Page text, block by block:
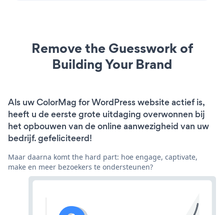
Remove the Guesswork of
Building Your Brand
Als uw ColorMag for WordPress website actief is,
heeft u de eerste grote uitdaging overwonnen bij
het opbouwen van de online aanwezigheid van uw
bedrijf. gefeliciteerd!
Maar daarna komt the hard part: hoe engage, captivate,
make en meer bezoekers te ondersteunen?